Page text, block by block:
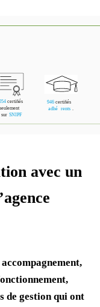
avec un
de gestion qui ont